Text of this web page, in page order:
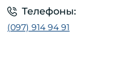
Телефоны:
(097) 914 94 91